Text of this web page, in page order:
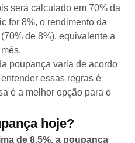
será calculado em 70% da
for 8%, o rendimento da
de 8%), equivalente a
poupança varia de acordo
essas regras é
é a melhor opção para o
hoje?
de 8,5%, a poupança